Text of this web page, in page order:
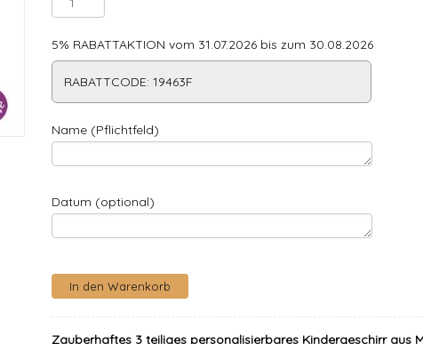
5% RABATTAKTION vom 31.07.2026 bis zum 30.08.2026
RABATTCODE: 19463F
Name (Pflichtfeld)
Datum (optional)
Zauberhaftes 3 teiliges personalisierbares Kindergeschirr aus